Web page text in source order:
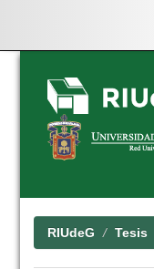
Skip
navigation
RIUdeG Tesis